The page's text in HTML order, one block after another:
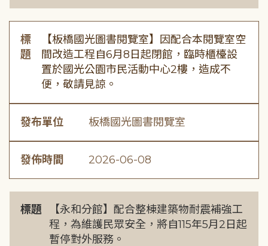
標
題
【板橋國光圖書閱覽室】因配合本閱覽室空
間改造工程自6月8日起閉館，臨時櫃檯設
置於國光公園市民活動中心2樓，造成不
便，敬請見諒。
發布單位 板橋國光圖書閱覽室
發佈時間 2026-06-08
標題
【永和分館】配合整棟建築物耐震補強工
程，為維護民眾安全，將自115年5月2日起
暫停對外服務。